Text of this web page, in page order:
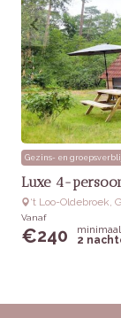
Gezins- en
Luxe 4-
‘t Loo-Oldebroek,
Vanaf
€240
minimaal
2